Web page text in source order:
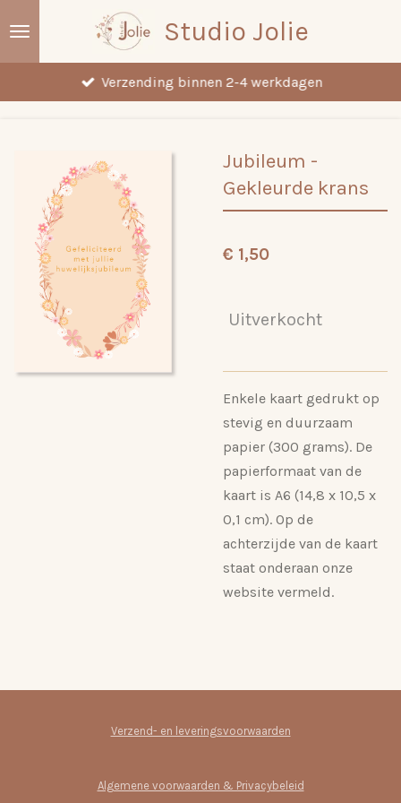
Studio Jolie
Verzending binnen 2-4 werkdagen
Jubileum -
Gekleurde krans
€ 1,50
Uitverkocht
Enkele kaart gedrukt op
stevig en duurzaam
papier (300 grams). De
papierformaat van de
kaart is A6 (14,8 x 10,5 x
0,1 cm). Op de
achterzijde van de kaart
staat onderaan onze
website vermeld.
Verzend- en leveringsvoorwaarden
Algemene voorwaarden & Privacybeleid